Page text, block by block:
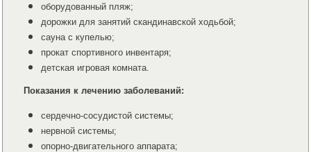
оборудованный пляж;
дорожки для занятий скандинавской ходьбой;
сауна с купелью;
прокат спортивного инвентаря;
детская игровая комната.
Показания к лечению заболеваний:
сердечно-сосудистой системы;
нервной системы;
опорно-двигательного аппарата;